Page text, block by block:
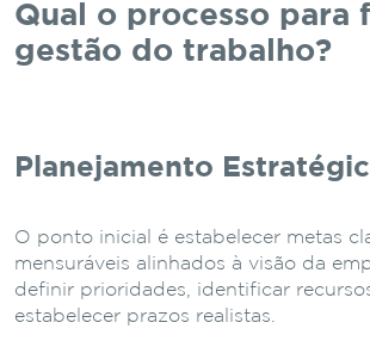
Qual o processo para
gestão do trabalho?
Planejamento
O ponto inicial é estabelecer metas
mensuráveis alinhados à visão da
definir prioridades, identificar
estabelecer prazos realistas.